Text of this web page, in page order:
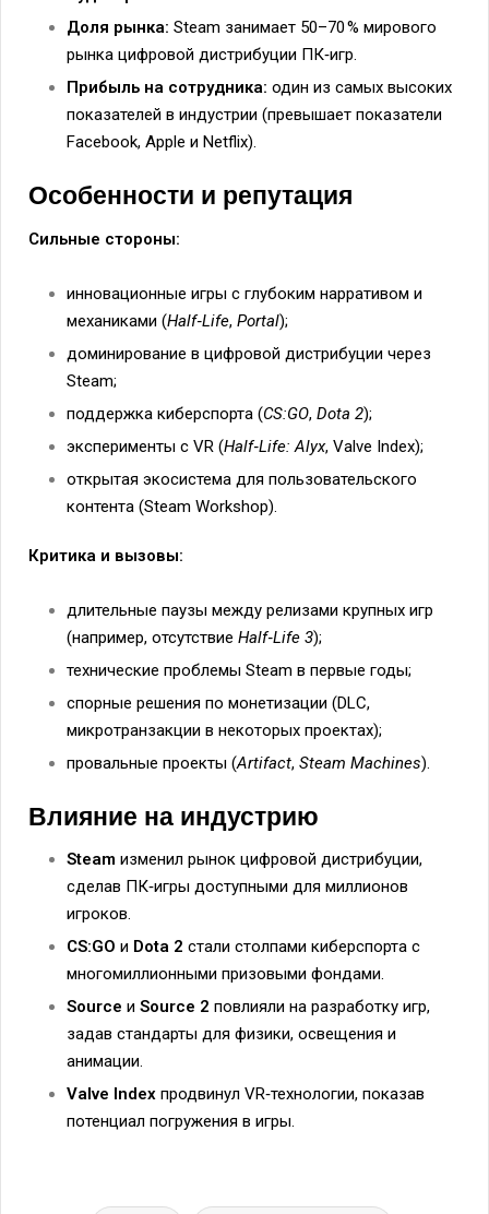
Доля рынка: Steam занимает 50–70 % мирового
рынка цифровой дистрибуции ПК‑игр.
Прибыль на сотрудника: один из самых высоких
показателей в индустрии (превышает показатели
Facebook, Apple и Netflix).
Особенности и репутация
Сильные стороны:
инновационные игры с глубоким нарративом и
механиками (Half‑Life, Portal);
доминирование в цифровой дистрибуции через
Steam;
поддержка киберспорта (CS:GO, Dota 2);
эксперименты с VR (Half‑Life: Alyx, Valve Index);
открытая экосистема для пользовательского
контента (Steam Workshop).
Критика и вызовы:
длительные паузы между релизами крупных игр
(например, отсутствие Half‑Life 3);
технические проблемы Steam в первые годы;
спорные решения по монетизации (DLC,
микротранзакции в некоторых проектах);
провальные проекты (Artifact, Steam Machines).
Влияние на индустрию
Steam изменил рынок цифровой дистрибуции,
сделав ПК‑игры доступными для миллионов
игроков.
CS:GO и Dota 2 стали столпами киберспорта с
многомиллионными призовыми фондами.
Source и Source 2 повлияли на разработку игр,
задав стандарты для физики, освещения и
анимации.
Valve Index продвинул VR‑технологии, показав
потенциал погружения в игры.